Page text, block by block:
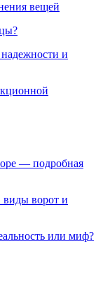
вещей
и
— подробная
виды ворот и
или миф?